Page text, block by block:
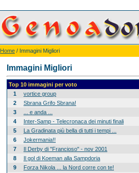
Home / Immagini Migliori
Immagini Migliori
Top 10 immagini per voto
1
vortice group
2
Sbrana Grifo Sbrana!
3
... e anda ...
4
Inter-Samp - Telecronaca dei minuti finali
5
La Gradinata più bella di tutti i tempi ...
6
Jokermania!!
7
Il Derby di "Francioso" - nov 2001
8
Il gol di Koeman alla Sampdoria
9
Forza Nikola ... la Nord corre con te!